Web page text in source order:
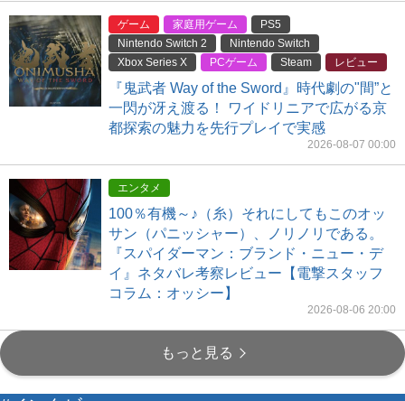
ゲーム 家庭用ゲーム
PS5
Nintendo Switch 2
Nintendo Switch
Xbox Series X
PCゲーム Steam レビュー
『鬼武者 Way of the Sword』時代劇の"間”と
一閃が冴え渡る！ ワイドリニアで広がる京
都探索の魅力を先行プレイで実感
2026-08-07 00:00
エンタメ
100％有機～♪（糸）それにしてもこのオッ
サン（パニッシャー）、ノリノリである。
『スパイダーマン：ブランド・ニュー・デ
イ』ネタバレ考察レビュー【電撃スタッフ
コラム：オッシー】
2026-08-06 20:00
もっと見る